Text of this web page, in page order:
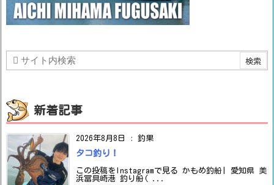
新着記事
2026年8月8日 : 釣果
タコ釣り！
この投稿をInstagramで見る かもめ釣船| 愛知県 美
浜冨具崎港 釣り船( ...